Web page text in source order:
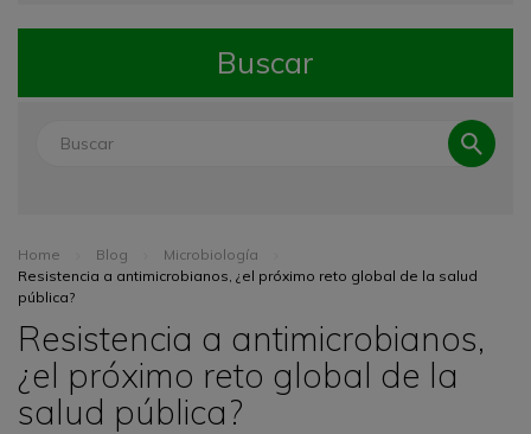
Buscar
Home Blog
Microbiología
Resistencia a antimicrobianos, ¿el próximo reto global de la salud
pública?
Resistencia a antimicrobianos,
¿el próximo reto global de la
salud pública?